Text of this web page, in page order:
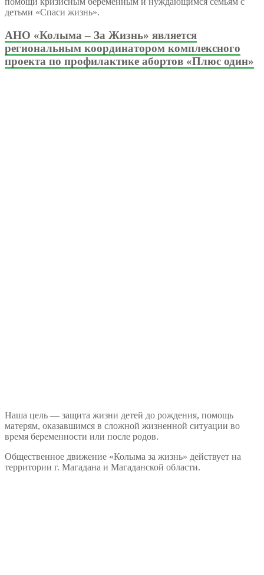
детьми «Спаси жизнь».
АНО «Колыма – За Жизнь» является
региональным координатором комплексного
проекта по профилактике абортов «Плюс один»
Наша цель — защита жизни детей до рождения, помощь
матерям, оказавшимся в сложной жизненной ситуации во
время беременности или после родов.
Общественное движение «Колыма за жизнь» действует на
территории г. Магадана и Магаданской области.